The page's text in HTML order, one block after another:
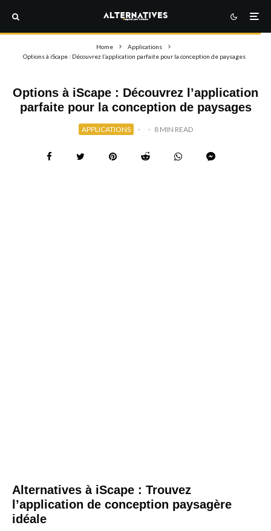
Home
Applications
Options à iScape : Découvrez l’application parfaite pour la conception de paysages
Options à iScape : Découvrez l’application
parfaite pour la conception de paysages
APPLICATIONS · · 8 MIN READ
Alternatives à iScape : Trouvez
l’application de conception paysagère
idéale